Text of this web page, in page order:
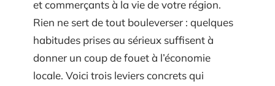
et commerçants à la vie de votre région.
Rien ne sert de tout bouleverser : quelques
habitudes prises au sérieux suffisent à
donner un coup de fouet à l’économie
locale. Voici trois leviers concrets qui